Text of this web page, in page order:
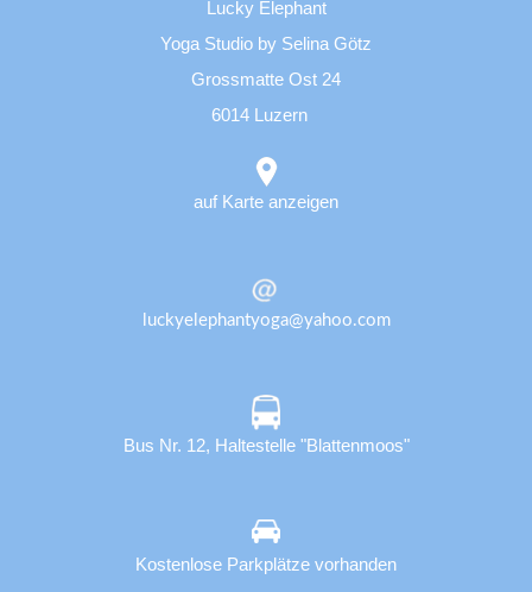
Lucky Elephant
Yoga Studio by Selina Götz
Grossmatte Ost 24
6014 Luzern
auf Karte anzeigen
luckyelephantyoga@yahoo.com
Bus Nr. 12, Haltestelle "Blattenmoos"
Kostenlose Parkplätze vorhanden